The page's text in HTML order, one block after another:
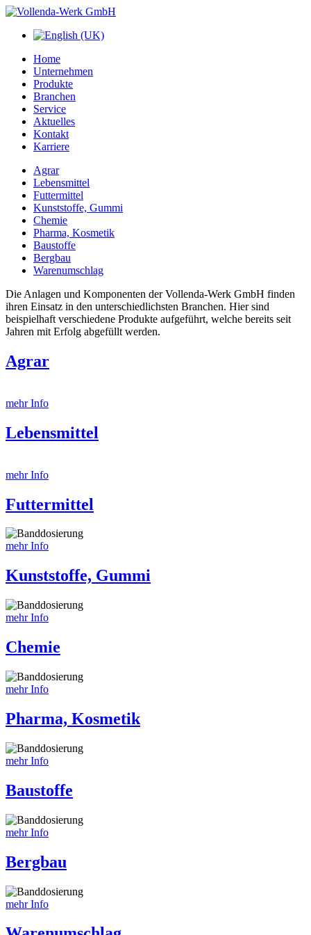
Home
Unternehmen
Produkte
Branchen
Service
Aktuelles
Kontakt
Karriere
Agrar
Lebensmittel
Futtermittel
Kunststoffe, Gummi
Chemie
Pharma, Kosmetik
Baustoffe
Bergbau
Warenumschlag
Die Anlagen und Komponenten der Vollenda-Werk GmbH finden
ihren Einsatz in den unterschiedlichsten Branchen. Hier sind
beispielhaft verschiedene Produkte aufgeführt, welche bereits seit
Jahren mit Erfolg abgefüllt werden.
Agrar
mehr Info
Lebensmittel
mehr Info
Futtermittel
mehr Info
Kunststoffe, Gummi
mehr Info
Chemie
mehr Info
Pharma, Kosmetik
mehr Info
Baustoffe
mehr Info
Bergbau
mehr Info